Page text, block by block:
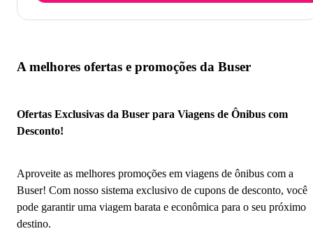
A melhores ofertas e promoções da Buser
Ofertas Exclusivas da Buser para Viagens de Ônibus com
Desconto!
Aproveite as melhores promoções em viagens de ônibus com a
Buser! Com nosso sistema exclusivo de cupons de desconto, você
pode garantir uma viagem barata e econômica para o seu próximo
destino.